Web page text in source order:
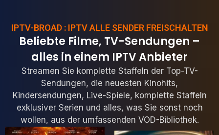
IPTV-BROAD : IPTV ALLE SENDER FREISCHALTEN
Beliebte Filme, TV-Sendungen –
alles in einem IPTV Anbieter
Streamen Sie komplette Staffeln der Top-TV-
Sendungen, die neuesten Kinohits,
Kindersendungen, Live-Spiele, komplette Staffeln
exklusiver Serien und alles, was Sie sonst noch
wollen, aus der umfassenden VOD-Bibliothek.